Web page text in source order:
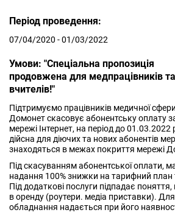
Період проведення:
07/04/2020 - 01/03/2022
Умови: "Спеціальна пропозиція
продовжена для медпрацівників та
вчителів!"
Підтримуємо працівників медичної
Домонет скасовує абонентську оплату
мережі Інтернет, на період до
дійсна для діючих та нових абонентів
знаходяться в межах покриття мережі
Під скасуванням абонентської оплати,
надання 100% знижки на тарифний план
Під додаткові послуги підпадає
в оренду (роутери. медіа приставки).
обладнання надається при його